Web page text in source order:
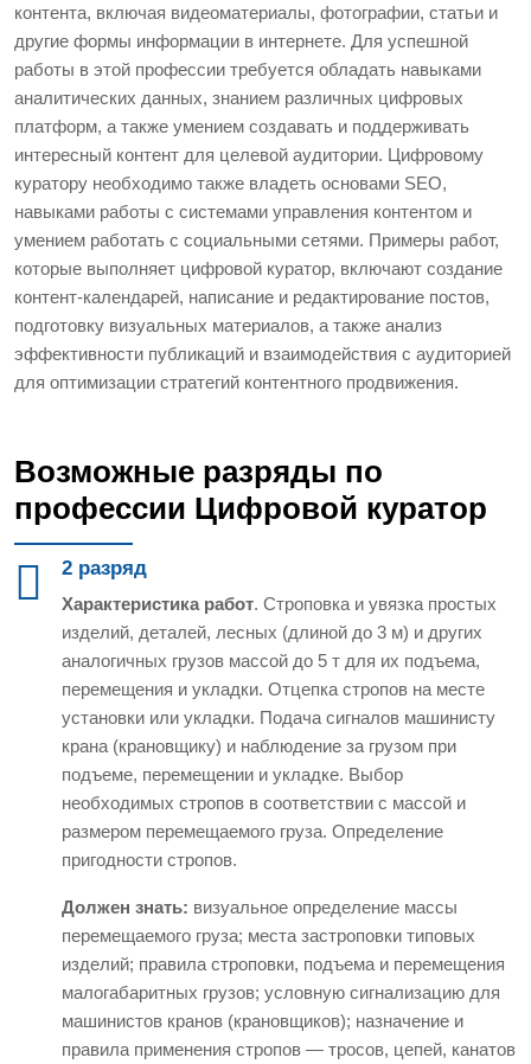
контента, включая видеоматериалы, фотографии, статьи и
другие формы информации в интернете. Для успешной
работы в этой профессии требуется обладать навыками
аналитических данных, знанием различных цифровых
платформ, а также умением создавать и поддерживать
интересный контент для целевой аудитории. Цифровому
куратору необходимо также владеть основами SEO,
навыками работы с системами управления контентом и
умением работать с социальными сетями. Примеры работ,
которые выполняет цифровой куратор, включают создание
контент-календарей, написание и редактирование постов,
подготовку визуальных материалов, а также анализ
эффективности публикаций и взаимодействия с аудиторией
для оптимизации стратегий контентного продвижения.
Возможные разряды по
профессии Цифровой куратор
2 разряд
Характеристика работ. Строповка и увязка простых
изделий, деталей, лесных (длиной до 3 м) и других
аналогичных грузов массой до 5 т для их подъема,
перемещения и укладки. Отцепка стропов на месте
установки или укладки. Подача сигналов машинисту
крана (крановщику) и наблюдение за грузом при
подъеме, перемещении и укладке. Выбор
необходимых стропов в соответствии с массой и
размером перемещаемого груза. Определение
пригодности стропов.
Должен знать: визуальное определение массы
перемещаемого груза; места застроповки типовых
изделий; правила строповки, подъема и перемещения
малогабаритных грузов; условную сигнализацию для
машинистов кранов (крановщиков); назначение и
правила применения стропов — тросов, цепей, канатов